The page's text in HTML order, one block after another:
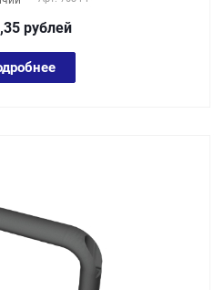
рублей